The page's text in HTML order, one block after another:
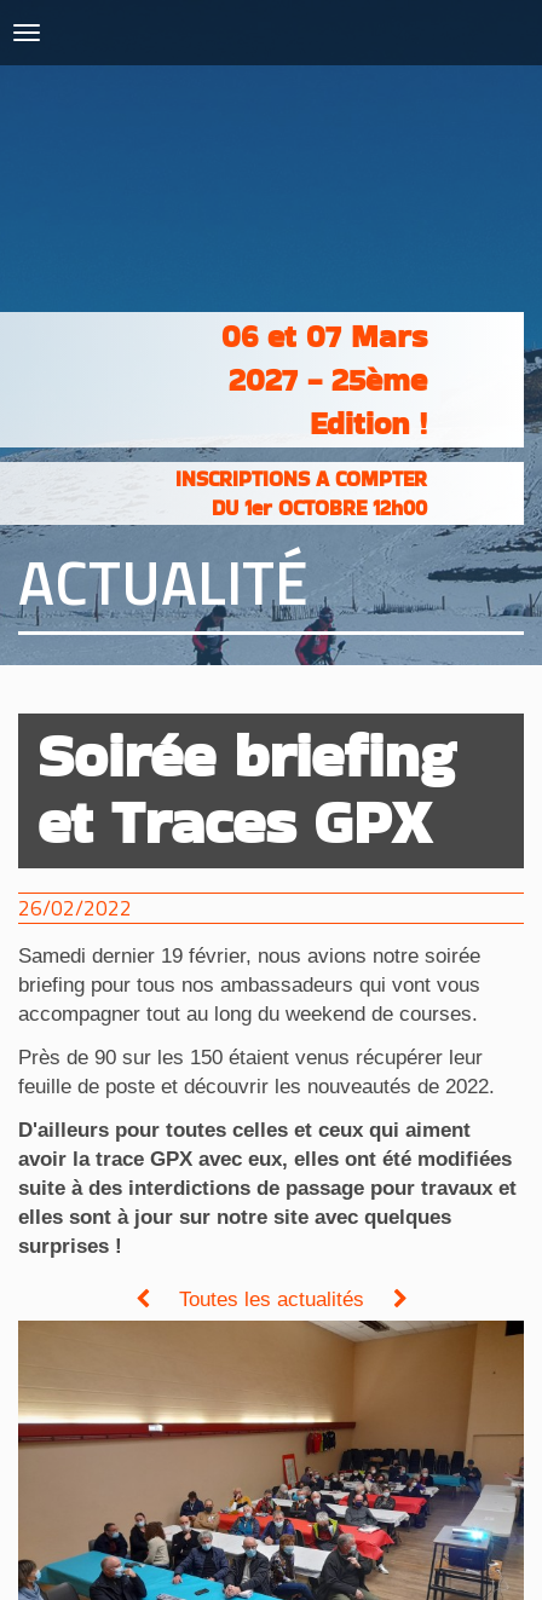
PHOTOS &
06 et 07 Mars
2027 - 25ème
Edition !
INSCRIPTIONS A COMPTER
DU 1er OCTOBRE 12h00
ACTUALITÉ
Soirée briefing
et Traces GPX
26/02/2022
Samedi dernier 19 février, nous avions notre soirée
briefing pour tous nos ambassadeurs qui vont vous
accompagner tout au long du weekend de courses.
Près de 90 sur les 150 étaient venus récupérer leur
feuille de poste et découvrir les nouveautés de 2022.
D'ailleurs pour toutes celles et ceux qui aiment
avoir la trace GPX avec eux, elles ont été modifiées
suite à des interdictions de passage pour travaux et
elles sont à jour sur notre site avec quelques
surprises !
Toutes les actualités